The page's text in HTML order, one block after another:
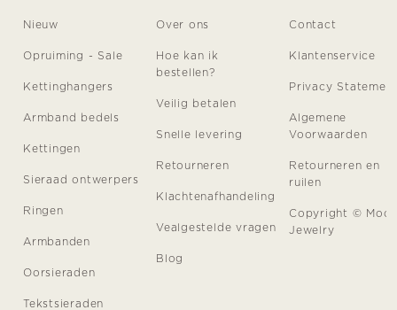
Nieuw
Opruiming - Sale
Kettinghangers
Armband bedels
Kettingen
Sieraad ontwerpers
Ringen
Armbanden
Oorsieraden
Tekstsieraden
Over ons
Hoe kan ik
bestellen?
Veilig betalen
Snelle levering
Retourneren
Klachtenafhandeling
Vealgestelde vragen
Blog
Contact
Klantenservice
Privacy
Algemene
Voorwaarden
Retourneren en
ruilen
Copyright ©
Jewelry